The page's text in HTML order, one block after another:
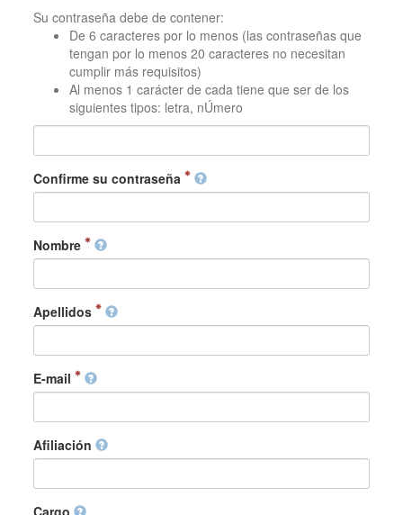
Su contraseña debe de contener:
De 6 caracteres por lo menos (las contraseñas que
tengan por lo menos 20 caracteres no necesitan
cumplir más requisitos)
Al menos 1 carácter de cada tiene que ser de los
siguientes tipos: letra, nÚmero
Confirme su contraseña
Nombre
Apellidos
E-mail
Afiliación
Cargo